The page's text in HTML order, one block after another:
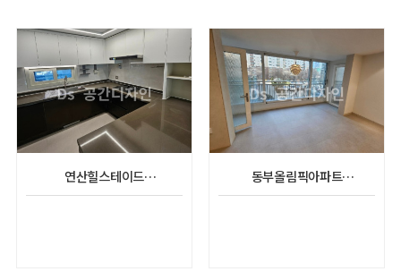
연산힐스테이드
(아파트실내인테리어공사완료)
동부올림픽아파트
실내인테리어공사(완료)